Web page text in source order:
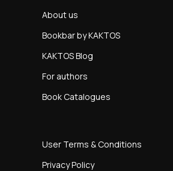
About us
Bookbar by KAKTOS
KAKTOS Blog
For authors
Book Catalogues
User Terms & Conditions
Privacy Policy